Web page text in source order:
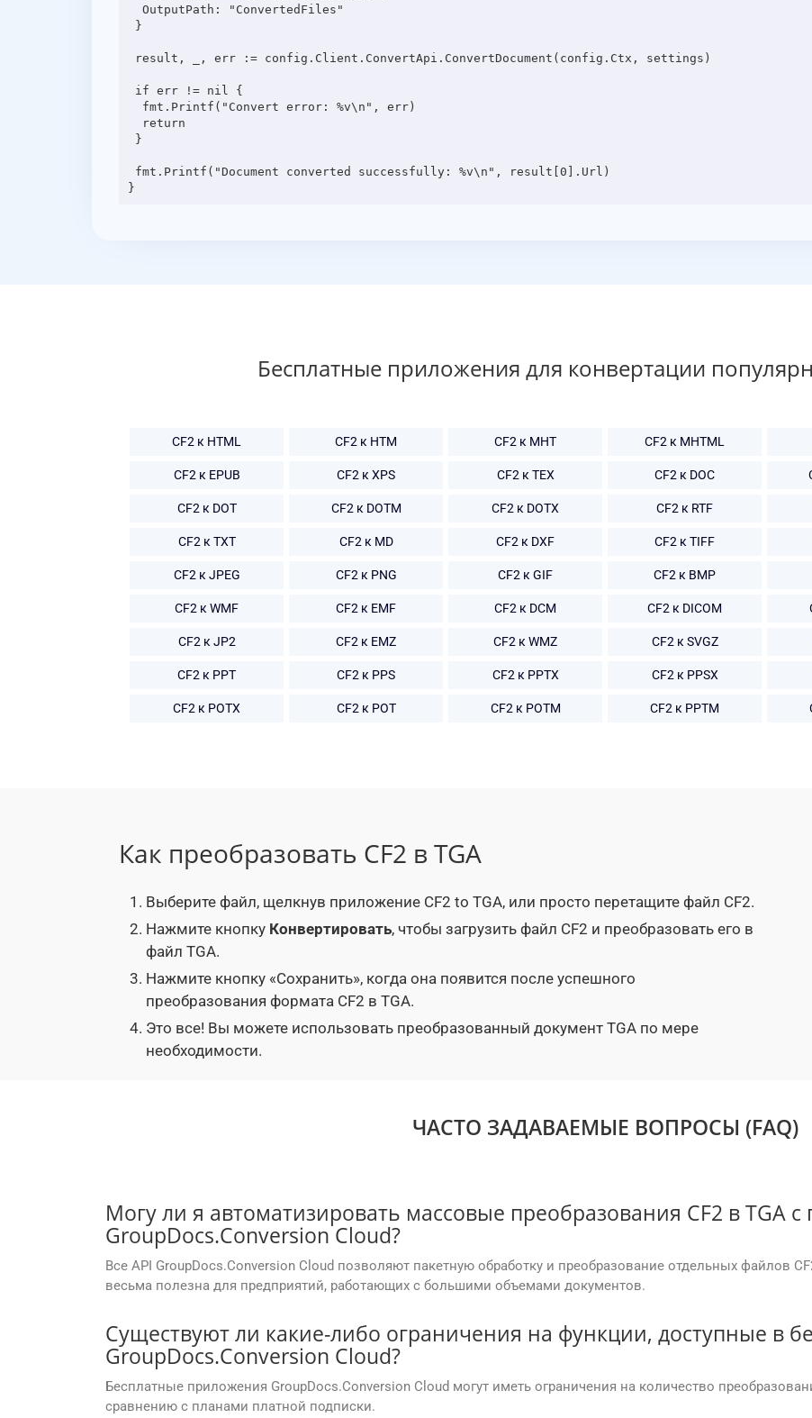
Бесплатные приложения для конвертации
CF2 к HTML CF2 к HTM CF2 к MHT CF2 к MHTML
CF2 к EPUB CF2 к XPS CF2 к TEX CF2 к DOC
CF2 к DOT CF2 к DOTM CF2 к DOTX CF2 к RTF
CF2 к TXT CF2 к MD CF2 к DXF CF2 к TIFF
CF2 к JPEG CF2 к PNG CF2 к GIF CF2 к BMP
CF2 к WMF CF2 к EMF CF2 к DCM CF2 к DICOM
CF2 к JP2 CF2 к EMZ CF2 к WMZ CF2 к SVGZ
CF2 к PPT CF2 к PPS CF2 к PPTX CF2 к PPSX
CF2 к POTX CF2 к POT CF2 к POTM CF2 к PPTM
Как преобразовать CF2 в TGA
Выберите файл, щелкнув приложение CF2 to TGA, или просто перетащите файл CF2.
Нажмите кнопку Конвертировать, чтобы загрузить файл CF2 и преобразовать его в
файл TGA.
Нажмите кнопку «Сохранить», когда она появится после успешного
преобразования формата CF2 в TGA.
Это все! Вы можете использовать преобразованный документ TGA по мере
необходимости.
ЧАСТО ЗАДАВАЕМЫЕ ВОПРОСЫ (FAQ)
Могу ли я автоматизировать массовые преобразования CF2 в TGA
GroupDocs.Conversion Cloud?
Все API GroupDocs.Conversion Cloud позволяют пакетную обработку и преобразование отдельных файлов
весьма полезна для предприятий, работающих с большими объемами документов.
Существуют ли какие-либо ограничения на функции, доступные в
GroupDocs.Conversion Cloud?
Бесплатные приложения GroupDocs.Conversion Cloud могут иметь ограничения на количество
сравнению с планами платной подписки.